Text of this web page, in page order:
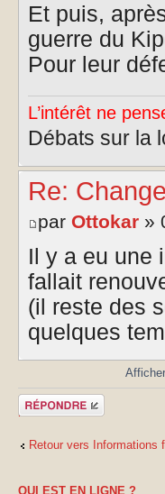
Et puis,
guerre du
Pour leur
L’intérêt ne
Débats sur la
Re:
par Ottokar »
Il y a eu une
fallait
(il reste des
quelques
Publier une
réponse
Retour vers Informations